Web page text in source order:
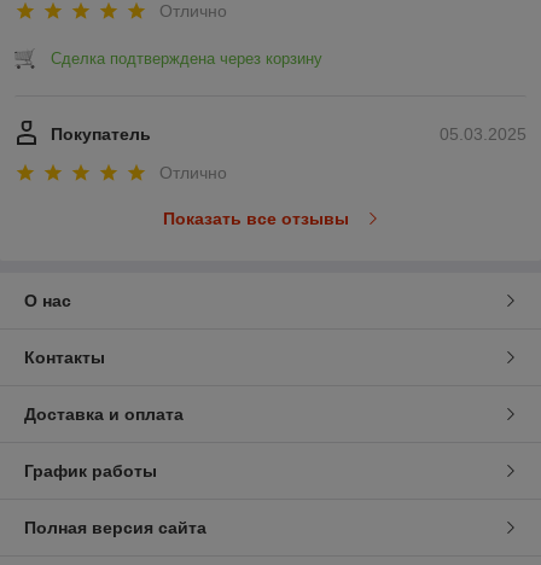
Отлично
Сделка подтверждена через корзину
05.03.2025
Покупатель
Отлично
Показать все отзывы
О нас
Контакты
Доставка и оплата
График работы
Полная версия сайта